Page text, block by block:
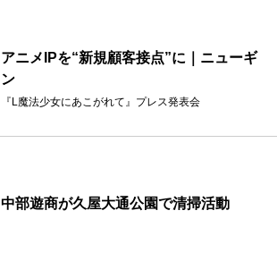
アニメIPを“新規顧客接点”に｜ニューギ
ン
『L魔法少女にあこがれて』プレス発表会
中部遊商が久屋大通公園で清掃活動